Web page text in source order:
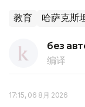
教育 哈萨克斯
без
编译
17:15, 06 8月 2026